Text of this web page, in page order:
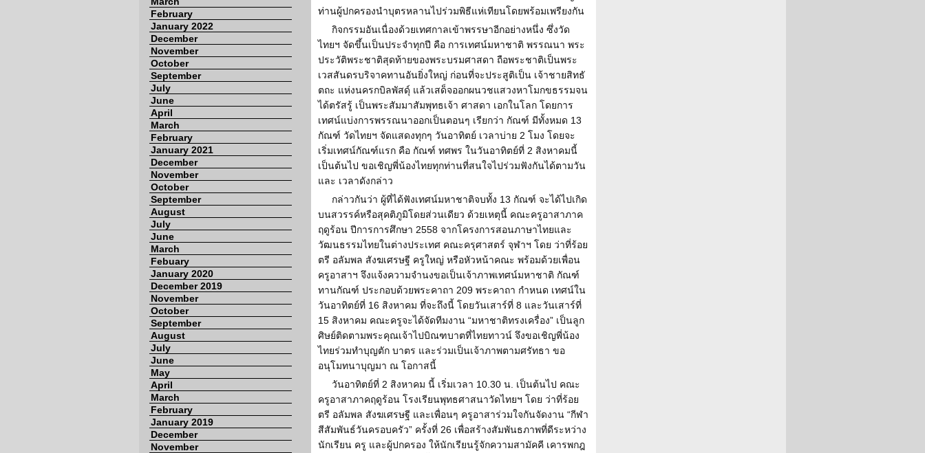
February
January 2022
December
November
October
September
July
June
April
March
February
January 2021
December
November
October
September
August
July
June
March
Febuary
January 2020
December 2019
November
October
September
August
July
June
May
April
March
February
January 2019
December
November
ท่านผู้ปกครองนำบุตรหลานไปร่วมพิธีแห่เทียนโดยพร้อมเพรียงกัน
กิจกรรมอันเนื่องด้วยเทศกาลเข้าพรรษาอีกอย่างหนึ่ง ซึ่งวัด
ไทยฯ จัดขึ้นเป็นประจำทุกปี คือ การเทศน์มหาชาติ พรรณนา พระ
ประวัติพระชาติสุดท้ายของพระบรมศาสดา ถือพระชาติเป็นพระ
เวสสันดรบริจาคทานอันยิ่งใหญ่ ก่อนที่จะประสูติเป็น เจ้าชายสิทธั
ตถะ แห่งนครกบิลพัสดุ์ แล้วเสด็จออกผนวชแสวงหาโมกขธรรมจน
ได้ตรัสรู้ เป็นพระสัมมาสัมพุทธเจ้า ศาสดา เอกในโลก โดยการ
เทศน์แบ่งการพรรณนาออกเป็นตอนๆ เรียกว่า กัณฑ์ มีทั้งหมด 13
กัณฑ์ วัดไทยฯ จัดแสดงทุกๆ วันอาทิตย์ เวลาบ่าย 2 โมง โดยจะ
เริ่มเทศน์กัณฑ์แรก คือ กัณฑ์ ทศพร ในวันอาทิตย์ที่ 2 สิงหาคมนี้
เป็นต้นไป ขอเชิญพี่น้องไทยทุกท่านที่สนใจไปร่วมฟังกันได้ตามวัน
และ เวลาดังกล่าว
กล่าวกันว่า ผู้ที่ได้ฟังเทศน์มหาชาติจบทั้ง 13 กัณฑ์ จะได้ไปเกิด
บนสวรรค์หรือสุคติภูมิโดยส่วนเดียว ด้วยเหตุนี้ คณะครูอาสาภาค
ฤดูร้อน ปีการการศึกษา 2558 จากโครงการสอนภาษาไทยและ
วัฒนธรรมไทยในต่างประเทศ คณะครุศาสตร์ จุฬาฯ โดย ว่าที่ร้อย
ตรี อลัมพล สังฆเศรษฐี ครูใหญ่ หรือหัวหน้าคณะ พร้อมด้วยเพื่อน
ครูอาสาฯ จึงแจ้งความจำนงขอเป็นเจ้าภาพเทศน์มหาชาติ กัณฑ์
ทานกัณฑ์ ประกอบด้วยพระคาถา 209 พระคาถา กำหนด เทศน์ใน
วันอาทิตย์ที่ 16 สิงหาคม ที่จะถึงนี้ โดยวันเสาร์ที่ 8 และวันเสาร์ที่
15 สิงหาคม คณะครูจะได้จัดทีมงาน “มหาชาติทรงเครื่อง” เป็นลูก
ศิษย์ติดตามพระคุณเจ้าไปบิณฑบาตที่ไทยทาวน์ จึงขอเชิญพี่น้อง
ไทยร่วมทำบุญตัก บาตร และร่วมเป็นเจ้าภาพตามศรัทธา ขอ
อนุโมทนาบุญมา ณ โอกาสนี้
วันอาทิตย์ที่ 2 สิงหาคม นี้ เริ่มเวลา 10.30 น. เป็นต้นไป คณะ
ครูอาสาภาคฤดูร้อน โรงเรียนพุทธศาสนาวัดไทยฯ โดย ว่าที่ร้อย
ตรี อลัมพล สังฆเศรษฐี และเพื่อนๆ ครูอาสาร่วมใจกันจัดงาน “กีฬา
สีสัมพันธ์วันครอบครัว” ครั้งที่ 26 เพื่อสร้างสัมพันธภาพที่ดีระหว่าง
นักเรียน ครู และผู้ปกครอง ให้นักเรียนรู้จักความสามัคคี เคารพกฎ